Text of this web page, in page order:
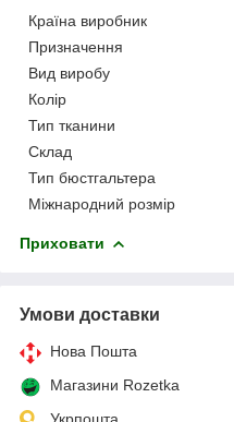
Країна виробник
Призначення
Вид виробу
Колір
Тип тканини
Склад
Тип бюстгальтера
Міжнародний розмір
Приховати
Умови доставки
Нова Пошта
Магазини Rozetka
Укрпошта